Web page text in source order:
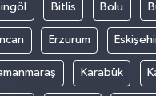
Bitlis Bolu
Erzurum
Karabük